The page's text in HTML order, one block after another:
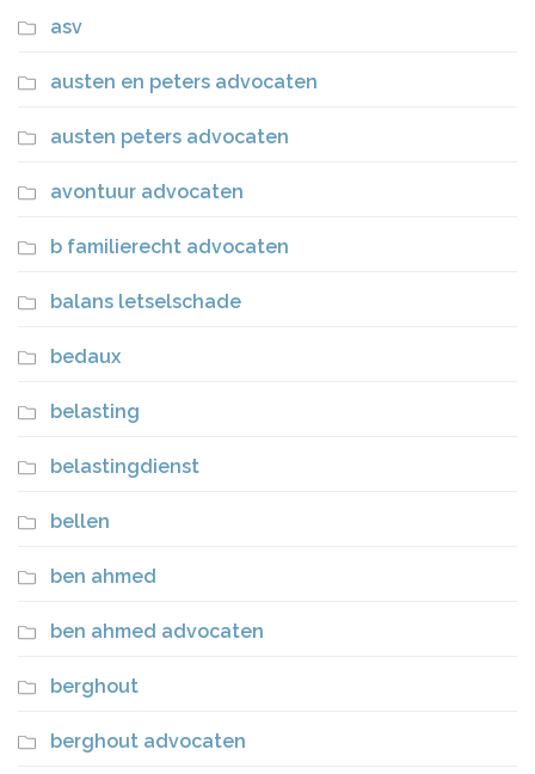
asv
austen en peters advocaten
austen peters advocaten
avontuur advocaten
b familierecht advocaten
balans letselschade
bedaux
belasting
belastingdienst
bellen
ben ahmed
ben ahmed advocaten
berghout
berghout advocaten